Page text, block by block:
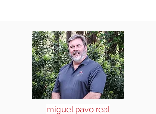
miguel pavo real